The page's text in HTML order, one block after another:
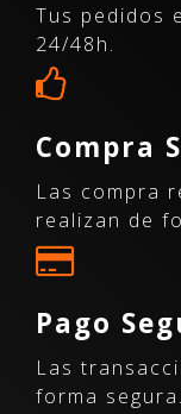
Tus pedidos
24/48h.
Compra
Las compra
realizan de
Pago
Las
forma segura.